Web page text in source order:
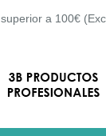
a 100€